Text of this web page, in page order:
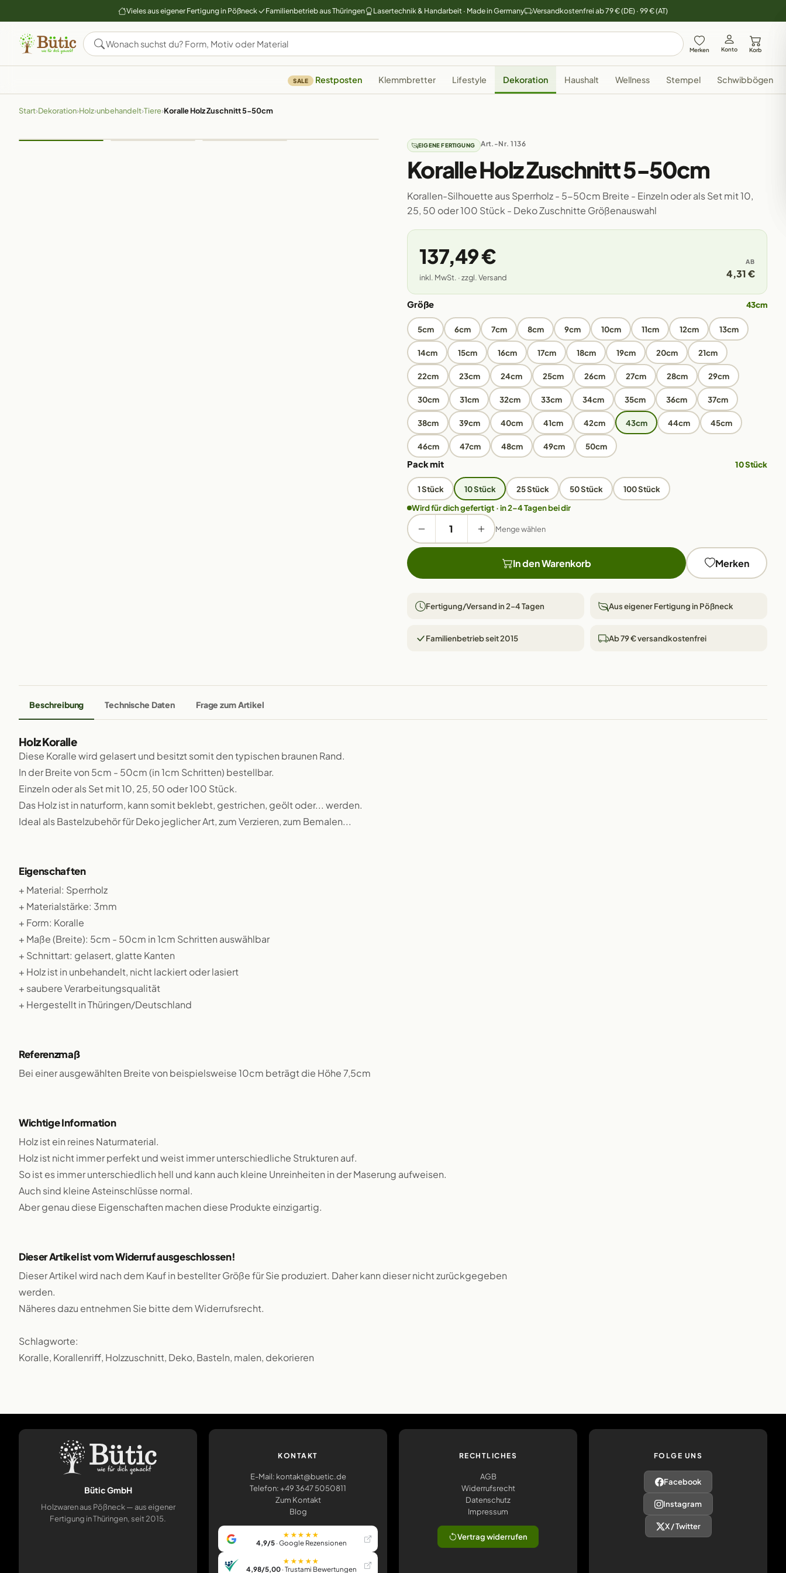
Vieles aus eigener Fertigung in Pößneck Familienbetrieb aus Thüringen Lasertechnik & Handarbeit · Made in Germany Versandkostenfrei ab 79 € (DE) · 99 € (AT)
Merken Konto Korb
SALE Restposten Klemmbretter Lifestyle Dekoration Haushalt Wellness Stempel Schwibbögen
Start›Dekoration›Holz›unbehandelt›Tiere›Koralle Holz Zuschnitt 5-50cm
EIGENE FERTIGUNG Art.-Nr. 1136
Koralle Holz Zuschnitt 5-50cm
Korallen-Silhouette aus Sperrholz - 5-50cm Breite - Einzeln oder als Set mit 10,
25, 50 oder 100 Stück - Deko Zuschnitte Größenauswahl
137,49 €
inkl. MwSt. · zzgl. Versand
AB
4,31 €
Größe 43cm
5cm 6cm 7cm 8cm 9cm 10cm 11cm 12cm 13cm
14cm 15cm 16cm 17cm 18cm 19cm 20cm 21cm
22cm 23cm 24cm 25cm 26cm 27cm 28cm 29cm
30cm 31cm 32cm 33cm 34cm 35cm 36cm 37cm
38cm 39cm 40cm 41cm 42cm 43cm 44cm 45cm
46cm 47cm 48cm 49cm 50cm
Pack mit 10 Stück
1 Stück 10 Stück 25 Stück 50 Stück
100 Stück
Wird für dich gefertigt · in 2–4 Tagen bei dir
Menge wählen
In den Warenkorb Merken
Fertigung/Versand in 2–4 Tagen Aus eigener Fertigung in Pößneck
Familienbetrieb seit 2015 Ab 79 € versandkostenfrei
Beschreibung Technische Daten Frage zum Artikel
Holz Koralle
Diese Koralle wird gelasert und besitzt somit den typischen braunen Rand.
In der Breite von 5cm - 50cm (in 1cm Schritten) bestellbar.
Einzeln oder als Set mit 10, 25, 50 oder 100 Stück.
Das Holz ist in naturform, kann somit beklebt, gestrichen, geölt oder... werden.
Ideal als Bastelzubehör für Deko jeglicher Art, zum Verzieren, zum Bemalen...
Eigenschaften
+ Material: Sperrholz
+ Materialstärke: 3mm
+ Form: Koralle
+ Maße (Breite): 5cm - 50cm in 1cm Schritten auswählbar
+ Schnittart: gelasert, glatte Kanten
+ Holz ist in unbehandelt, nicht lackiert oder lasiert
+ saubere Verarbeitungsqualität
+ Hergestellt in Thüringen/Deutschland
Referenzmaß
Bei einer ausgewählten Breite von beispielsweise 10cm beträgt die Höhe 7,5cm
Wichtige Information
Holz ist ein reines Naturmaterial.
Holz ist nicht immer perfekt und weist immer unterschiedliche Strukturen auf.
So ist es immer unterschiedlich hell und kann auch kleine Unreinheiten in der Maserung aufweisen.
Auch sind kleine Asteinschlüsse normal.
Aber genau diese Eigenschaften machen diese Produkte einzigartig.
Dieser Artikel ist vom Widerruf ausgeschlossen!
Dieser Artikel wird nach dem Kauf in bestellter Größe für Sie produziert. Daher kann dieser nicht zurückgegeben
werden.
Näheres dazu entnehmen Sie bitte dem Widerrufsrecht.
Schlagworte:
Koralle, Korallenriff, Holzzuschnitt, Deko, Basteln, malen, dekorieren
Bütic GmbH
Holzwaren aus Pößneck — aus eigener
Fertigung in Thüringen, seit 2015.
KONTAKT
E-Mail: kontakt@buetic.de
Telefon: +49 3647 5050811
Zum Kontakt
Blog
★★★★★
4,9/5 · Google Rezensionen
★★★★★
4,98/5,00 · Trustami Bewertungen
RECHTLICHES
AGB
Widerrufsrecht
Datenschutz
Impressum
Vertrag widerrufen
FOLGE UNS
Facebook
Instagram
X / Twitter